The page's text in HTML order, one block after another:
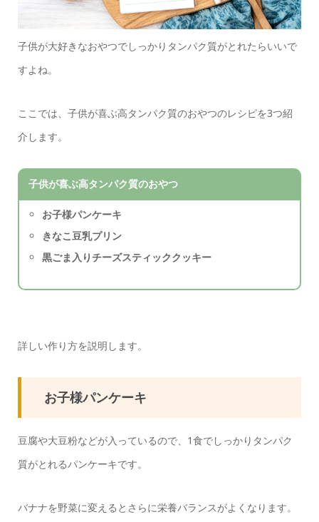
子供が大好きなおやつでしっかりタンパク質がとれたらいいで
すよね。
ここでは、子供が喜ぶ高タンパク質のおやつのレシピを3つ紹
介します。
子供が喜ぶ高タンパク質のおやつ
お子様パンケーキ
きなこ豆乳プリン
黒ごま入りチーズスティッククッキー
詳しい作り方を説明します。
お子様パンケーキ
豆腐や大豆粉などが入っているので、1食でしっかりタンパク
質がとれるパンケーキです。
バナナを野菜に変えるとさらに栄養バランスがよくなります。